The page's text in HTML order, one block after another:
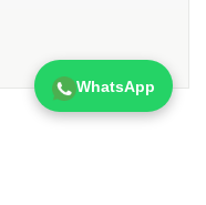
WhatsApp